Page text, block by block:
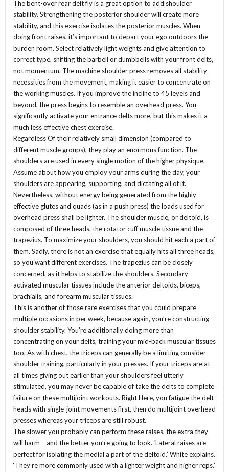
The bent-over rear delt fly is a great option to add shoulder
stability. Strengthening the posterior shoulder will create more
stability, and this exercise isolates the posterior muscles. When
doing front raises, it’s important to depart your ego outdoors the
burden room. Select relatively light weights and give attention to
correct type, shifting the barbell or dumbbells with your front delts,
not momentum. The machine shoulder press removes all stability
necessities from the movement, making it easier to concentrate on
the working muscles. If you improve the incline to 45 levels and
beyond, the press begins to resemble an overhead press. You
significantly activate your entrance delts more, but this makes it a
much less effective chest exercise.
Regardless Of their relatively small dimension (compared to
different muscle groups), they play an enormous function. The
shoulders are used in every single motion of the higher physique.
Assume about how you employ your arms during the day, your
shoulders are appearing, supporting, and dictating all of it.
Nevertheless, without energy being generated from the highly
effective glutes and quads (as in a push press) the loads used for
overhead press shall be lighter. The shoulder muscle, or deltoid, is
composed of three heads, the rotator cuff muscle tissue and the
trapezius. To maximize your shoulders, you should hit each a part of
them. Sadly, there is not an exercise that equally hits all three heads,
so you want different exercises. The trapezius can be closely
concerned, as it helps to stabilize the shoulders. Secondary
activated muscular tissues include the anterior deltoids, biceps,
brachialis, and forearm muscular tissues.
This is another of those rare exercises that you could prepare
multiple occasions in per week, because again, you’re constructing
shoulder stability. You’re additionally doing more than
concentrating on your delts, training your mid-back muscular tissues
too. As with chest, the triceps can generally be a limiting consider
shoulder training, particularly in your presses. If your triceps are at
all times giving out earlier than your shoulders feel utterly
stimulated, you may never be capable of take the delts to complete
failure on these multijoint workouts. Right Here, you fatigue the delt
heads with single-joint movements first, then do multijoint overhead
presses whereas your triceps are still robust.
The slower you probably can perform these raises, the extra they
will harm – and the better you’re going to look. ‘Lateral raises are
perfect for isolating the medial a part of the deltoid,’ White explains.
‘They’re more commonly used with a lighter weight and higher reps.’